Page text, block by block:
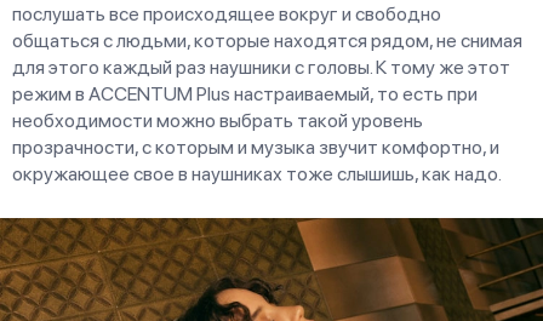
послушать все происходящее вокруг и свободно
общаться с людьми, которые находятся рядом, не снимая
для этого каждый раз наушники с головы. К тому же этот
режим в ACCENTUM Plus настраиваемый, то есть при
необходимости можно выбрать такой уровень
прозрачности, с которым и музыка звучит комфортно, и
окружающее свое в наушниках тоже слышишь, как надо.